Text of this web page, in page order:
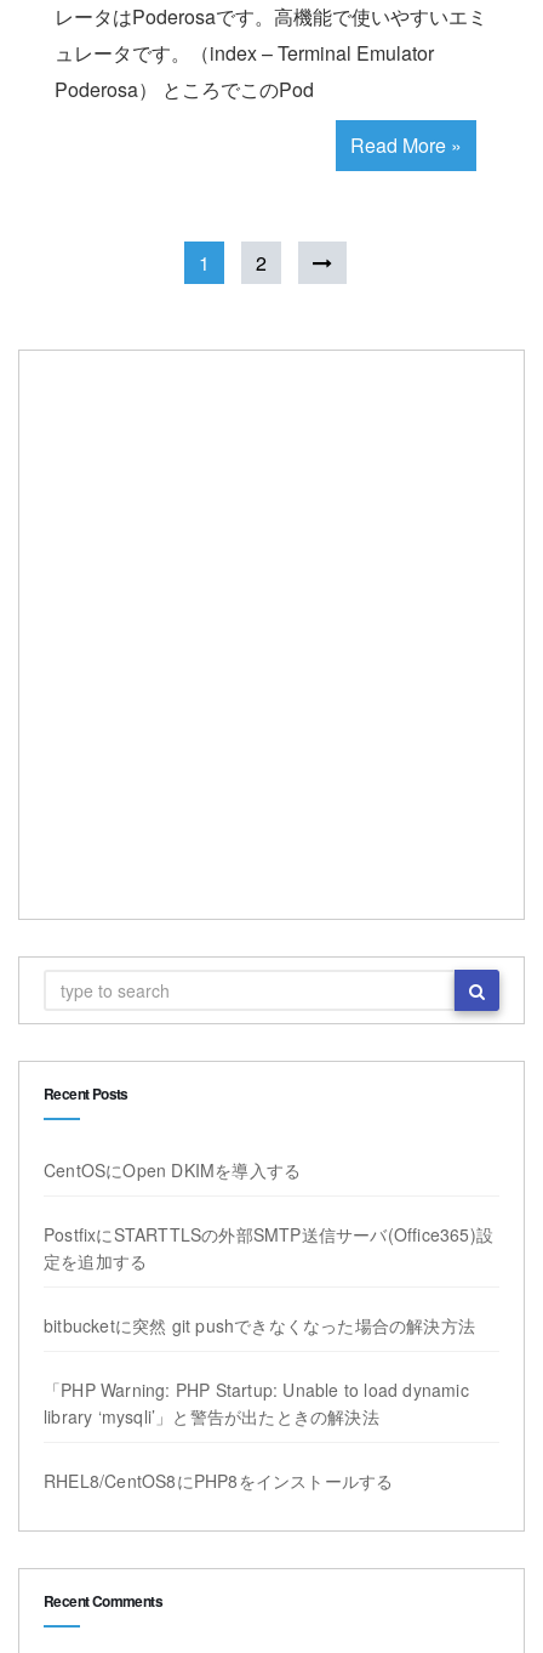
レータはPoderosaです。高機能で使いやすいエミ
ュレータです。（index – Terminal Emulator
Poderosa） ところでこのPod
Read More »
1 2
Recent Posts
CentOSにOpen DKIMを導入する
PostfixにSTARTTLSの外部SMTP送信サーバ(Office365)設
定を追加する
bitbucketに突然 git pushできなくなった場合の解決方法
「PHP Warning: PHP Startup: Unable to load dynamic
library ‘mysqli’」と警告が出たときの解決法
RHEL8/CentOS8にPHP8をインストールする
Recent Comments